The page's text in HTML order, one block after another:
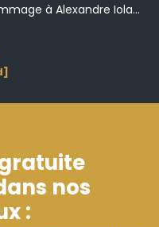
à Alexandre Iola...
nos
: